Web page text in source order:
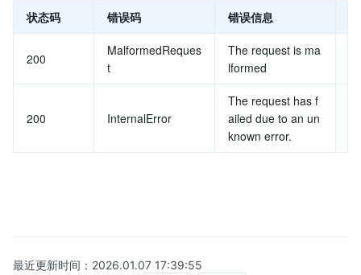
状态码 错误码 错误信息
200
MalformedReques
t
The request is ma
lformed
200 InternalError
The request has f
ailed due to an un
known error.
最近更新时间： 2026.01.07 17:39:55